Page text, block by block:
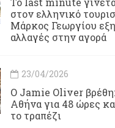
στον ελληνικό
Μάρκος Γεωργίου
αλλαγές στην αγορά
23/04/2026
Ο Jamie Oliver
Αθήνα για 48 ώρες
το τραπέζι